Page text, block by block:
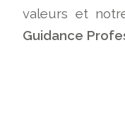
valeurs et
Guidance